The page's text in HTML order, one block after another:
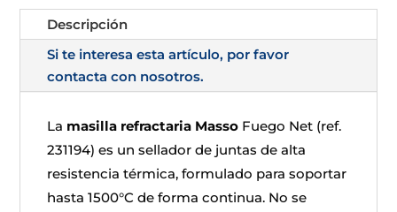
Descripción
Si te interesa esta artículo, por favor
contacta con nosotros.
La masilla refractaria Masso Fuego Net (ref.
231194) es un sellador de juntas de alta
resistencia térmica, formulado para soportar
hasta 1500°C de forma continua. No se